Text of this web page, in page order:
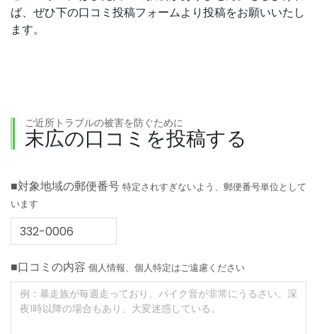
ば、ぜひ下の口コミ投稿フォームより投稿をお願いいたし
ます。
ご近所トラブルの被害を防ぐために
末広の口コミを投稿する
■対象地域の郵便番号 特定されすぎないよう、郵便番号単位として
います
■口コミの内容 個人情報、個人特定はご遠慮ください